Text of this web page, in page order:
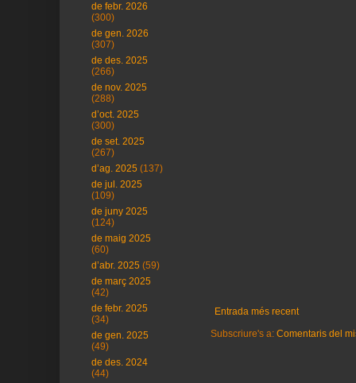
Entrada més recent
Subscriure's a: Comentaris del
de febr. 2026
(300)
de gen. 2026
(307)
de des. 2025
(266)
de nov. 2025
(288)
d’oct. 2025
(300)
de set. 2025
(267)
d’ag. 2025 (137)
de jul. 2025
(109)
de juny 2025
(124)
de maig 2025
(60)
d’abr. 2025 (59)
de març 2025
(42)
de febr. 2025
(34)
de gen. 2025
(49)
de des. 2024
(44)